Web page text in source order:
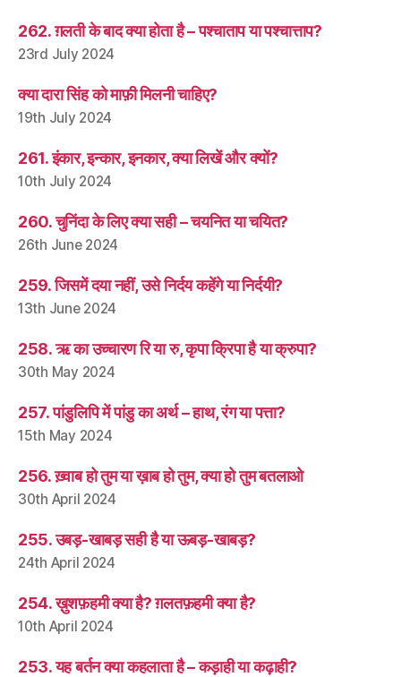
262. ग़लती के बाद क्या होता है – पश्चाताप या पश्चात्ताप?
23rd July 2024
क्या दारा सिंह को माफ़ी मिलनी चाहिए?
19th July 2024
261. इंकार, इन्कार, इनकार, क्या लिखें और क्यों?
10th July 2024
260. चुनिंदा के लिए क्या सही – चयनित या चयित?
26th June 2024
259. जिसमें दया नहीं, उसे निर्दय कहेंगे या निर्दयी?
13th June 2024
258. ऋ का उच्चारण रि या रु, कृपा क्रिपा है या क्रुपा?
30th May 2024
257. पांडुलिपि में पांडु का अर्थ – हाथ, रंग या पत्ता?
15th May 2024
256. ख़्वाब हो तुम या ख़ाब हो तुम, क्या हो तुम बतलाओ
30th April 2024
255. उबड़-खाबड़ सही है या ऊबड़-खाबड़?
24th April 2024
254. ख़ुशफ़हमी क्या है? ग़लतफ़हमी क्या है?
10th April 2024
253. यह बर्तन क्या कहलाता है – कड़ाही या कढ़ाही?